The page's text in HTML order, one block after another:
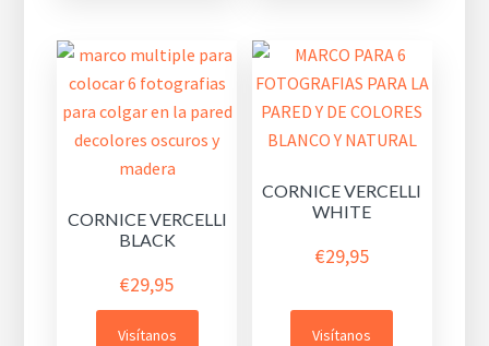
CORNICE VERCELLI
BLACK
€29,95
Visítanos
CORNICE VERCELLI
WHITE
€29,95
Visítanos